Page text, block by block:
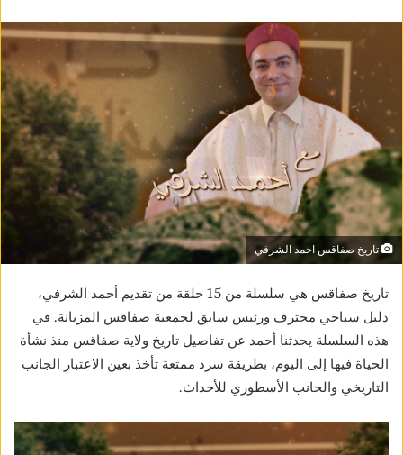
تاريخ صفاقس احمد الشرفي
تاريخ صفاقس هي سلسلة من 15 حلقة من تقديم أحمد الشرفي،
دليل سياحي محترف ورئيس سابق لجمعية صفاقس المزيانة. في
هذه السلسلة يحدثنا أحمد عن تفاصيل تاريخ ولاية صفاقس منذ نشأة
الحياة فيها إلى اليوم، بطريقة سرد ممتعة تأخذ بعين الاعتبار الجانب
التاريخي والجانب الأسطوري للأحداث.